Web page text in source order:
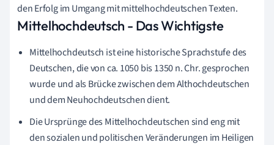
den Erfolg im Umgang mit mittelhochdeutschen Texten.
Mittelhochdeutsch - Das Wichtigste
Mittelhochdeutsch ist eine historische Sprachstufe des
Deutschen, die von ca. 1050 bis 1350 n. Chr. gesprochen
wurde und als Brücke zwischen dem Althochdeutschen
und dem Neuhochdeutschen dient.
Die Ursprünge des Mittelhochdeutschen sind eng mit
den sozialen und politischen Veränderungen im Heiligen